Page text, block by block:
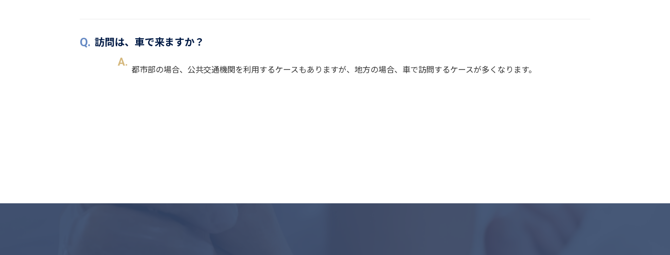
訪問は、車で来ますか？
都市部の場合、公共交通機関を利用するケースもありますが、地方の場合、車で訪問するケースが多くなります。